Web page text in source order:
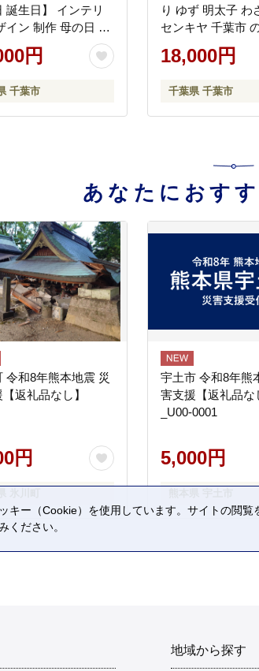
誕生日】 インテリ
イン 制作 母の日 結
木箱
円
千葉市
り ゆず 明太子 わ
センキヤ 千葉市 の
18,000円
千葉県 千葉市
あなたにおす
令和8年熊本地震 災
返礼品なし】
円
宇土市 令和8年熊
害支援【返礼品な
_U00-0001
5,000円
地域から探す
キー（Cookie）を使用しています。サイトの閲
ください。